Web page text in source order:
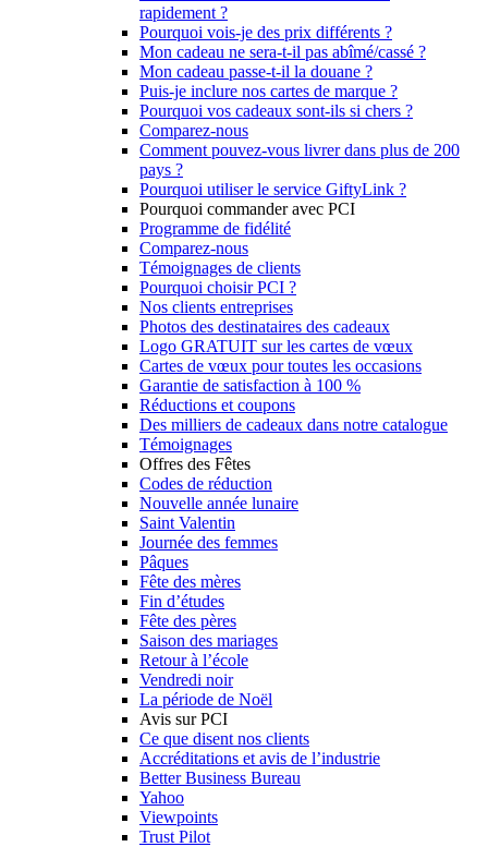
rapidement ?
Pourquoi vois-je des prix différents ?
Mon cadeau ne sera-t-il pas abîmé/cassé ?
Mon cadeau passe-t-il la douane ?
Puis-je inclure nos cartes de marque ?
Pourquoi vos cadeaux sont-ils si chers ?
Comparez-nous
Comment pouvez-vous livrer dans plus de 200
pays ?
Pourquoi utiliser le service GiftyLink ?
Pourquoi commander avec PCI
Programme de fidélité
Comparez-nous
Témoignages de clients
Pourquoi choisir PCI ?
Nos clients entreprises
Photos des destinataires des cadeaux
Logo GRATUIT sur les cartes de vœux
Cartes de vœux pour toutes les occasions
Garantie de satisfaction à 100 %
Réductions et coupons
Des milliers de cadeaux dans notre catalogue
Témoignages
Offres des Fêtes
Codes de réduction
Nouvelle année lunaire
Saint Valentin
Journée des femmes
Pâques
Fête des mères
Fin d’études
Fête des pères
Saison des mariages
Retour à l’école
Vendredi noir
La période de Noël
Avis sur PCI
Ce que disent nos clients
Accréditations et avis de l’industrie
Better Business Bureau
Yahoo
Viewpoints
Trust Pilot